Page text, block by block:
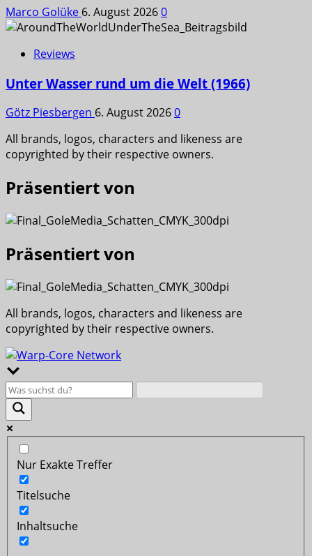
Marco Golüke 6. August 20260
Reviews
Unter Wasser rund um die Welt (1966)
Götz Piesbergen 6. August 20260
All brands, logos, characters and likeness are
copyrighted by their respective owners.
Präsentiert von
Präsentiert von
All brands, logos, characters and likeness are
copyrighted by their respective owners.
Nur Exakte Treffer
Titelsuche
Inhaltsuche